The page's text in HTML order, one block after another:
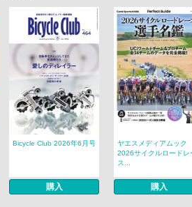
Bicycle Club 2026年6月号
購入
ヤエスメディアムック
2026サイクルロードレ
ス...
購入